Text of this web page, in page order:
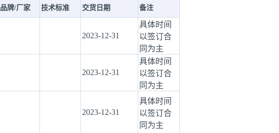
品牌/厂家 技术标准 交货日期 备注
2023-12-31
具体时间
以签订合
同为主
2023-12-31
具体时间
以签订合
同为主
2023-12-31
具体时间
以签订合
同为主